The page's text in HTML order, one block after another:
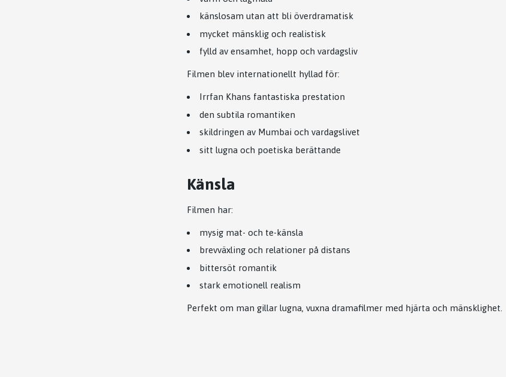
känslosam utan att bli överdramatisk
mycket mänsklig och realistisk
fylld av ensamhet, hopp och vardagsliv
Filmen blev internationellt hyllad för:
Irrfan Khans fantastiska prestation
den subtila romantiken
skildringen av Mumbai och vardagslivet
sitt lugna och poetiska berättande
Känsla
Filmen har:
mysig mat- och te-känsla
brevväxling och relationer på distans
bittersöt romantik
stark emotionell realism
Perfekt om man gillar lugna, vuxna dramafilmer med hjärta och mänsklighet.